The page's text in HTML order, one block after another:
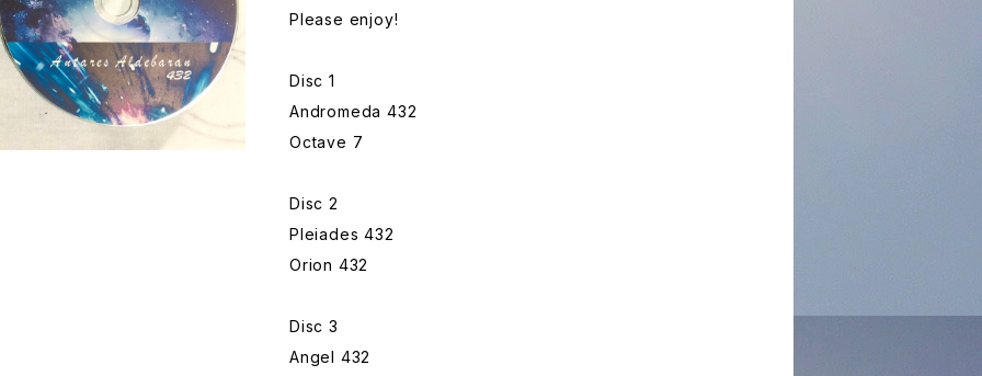
Please enjoy!
Disc 1
Andromeda 432
Octave 7
Disc 2
Pleiades 432
Orion 432
Disc 3
Angel 432